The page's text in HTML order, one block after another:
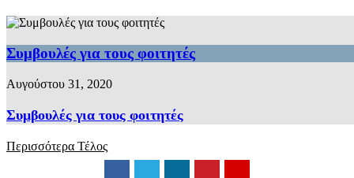
Συμβουλές για τους φοιτητές
Αυγούστου 31, 2020
Συμβουλές για τους φοιτητές
Περισσότερα Τέλος